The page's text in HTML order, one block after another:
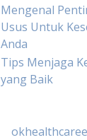
Mengenal
Usus Untuk
Anda
Tips Menjaga
yang Baik